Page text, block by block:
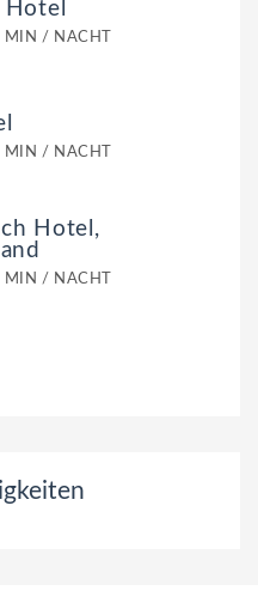
MIN / NACHT
MIN / NACHT
Hotel,
MIN / NACHT